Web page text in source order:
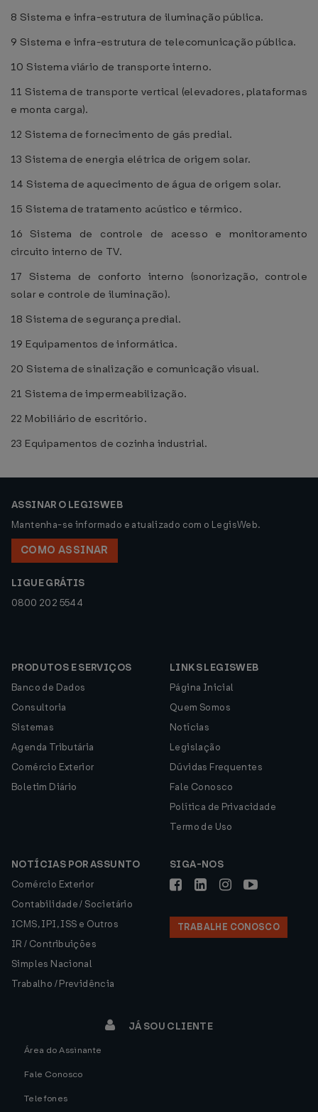
8 Sistema e infra-estrutura de iluminação pública.
9 Sistema e infra-estrutura de telecomunicação pública.
10 Sistema viário de transporte interno.
11 Sistema de transporte vertical (elevadores, plataformas
e monta carga).
12 Sistema de fornecimento de gás predial.
13 Sistema de energia elétrica de origem solar.
14 Sistema de aquecimento de água de origem solar.
15 Sistema de tratamento acústico e térmico.
16 Sistema de controle de acesso e monitoramento
circuito interno de TV.
17 Sistema de conforto interno (sonorização, controle
solar e controle de iluminação).
18 Sistema de segurança predial.
19 Equipamentos de informática.
20 Sistema de sinalização e comunicação visual.
21 Sistema de impermeabilização.
22 Mobiliário de escritório.
23 Equipamentos de cozinha industrial.
ASSINAR O LEGISWEB
Mantenha-se informado e atualizado com o LegisWeb.
COMO ASSINAR
LIGUE GRÁTIS
0800 202 5544
PRODUTOS E SERVIÇOS
Banco de Dados
Consultoria
Sistemas
Agenda Tributária
Comércio Exterior
Boletim Diário
LINKS LEGISWEB
Página Inicial
Quem Somos
Notícias
Legislação
Dúvidas Frequentes
Fale Conosco
Política de Privacidade
Termo de Uso
NOTÍCIAS POR ASSUNTO
Comércio Exterior
Contabilidade / Societário
ICMS, IPI, ISS e Outros
IR / Contribuições
Simples Nacional
Trabalho / Previdência
SIGA-NOS
TRABALHE CONOSCO
JÁ SOU CLIENTE
Área do Assinante
Fale Conosco
Telefones